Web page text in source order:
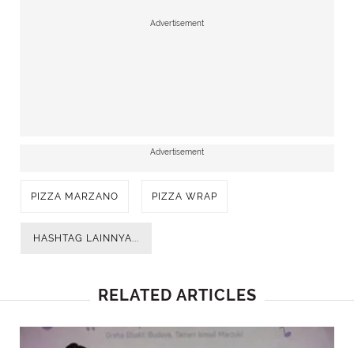
Advertisement
Advertisement
PIZZA MARZANO PIZZA WRAP
HASHTAG LAINNYA...
RELATED ARTICLES